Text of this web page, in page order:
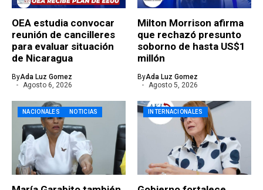
OEA estudia convocar
reunión de cancilleres
para evaluar situación
de Nicaragua
ByAda Luz Gomez
Agosto 6, 2026
Milton Morrison afirma
que rechazó presunto
soborno de hasta US$1
millón
ByAda Luz Gomez
Agosto 5, 2026
NACIONALES NOTICIAS INTERNACIONALES